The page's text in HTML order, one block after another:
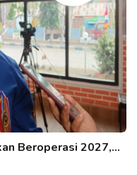
Beroperasi 2027,…